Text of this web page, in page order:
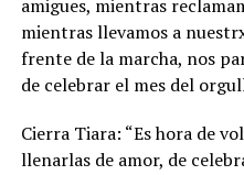
amigues, mientras
mientras llevamos a
frente de la marcha, nos
de celebrar el mes del
Cierra Tiara: “Es hora de
llenarlas de amor, de